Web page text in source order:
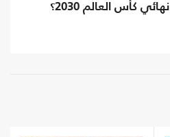
نهائي كأس العالم 2030؟